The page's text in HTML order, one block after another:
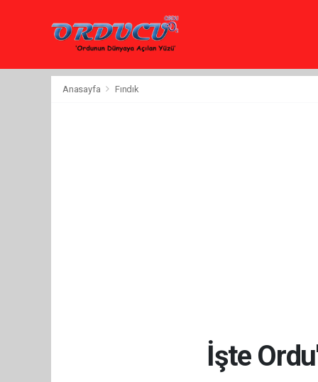
Anasayfa Fındık
İşte